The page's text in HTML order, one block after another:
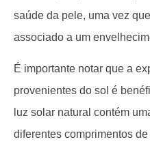
saúde da pele, uma vez
associado a um
É importante notar que a
provenientes do sol é
luz solar natural contém
diferentes comprimentos